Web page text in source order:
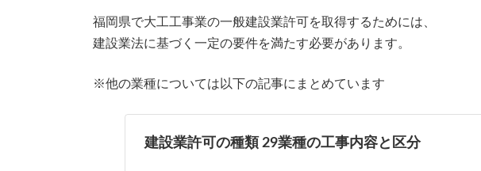
福岡県で大工工事業の一般建設業許可を取得するためには、
建設業法に基づく一定の要件を満たす必要があります。
※他の業種については以下の記事にまとめています
建設業許可の種類 29業種の工事内容と区分